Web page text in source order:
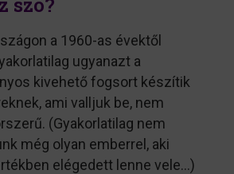
a 1960-as évektől
ugyanazt a
kivehető fogsort készítik
ami valljuk be, nem
(Gyakorlatilag nem
még olyan emberrel, aki
elégedett lenne vele…)